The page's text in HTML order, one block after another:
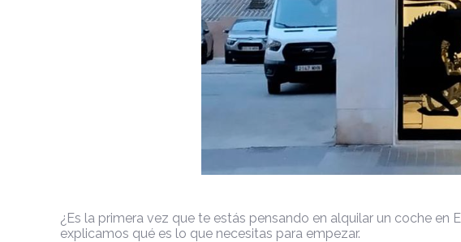
¿Es la primera vez que te estás pensando en alquilar un coche en
explicamos qué es lo que necesitas para empezar.